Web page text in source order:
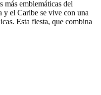
más emblemáticas del
y el Caribe se vive con una
Esta fiesta, que combina